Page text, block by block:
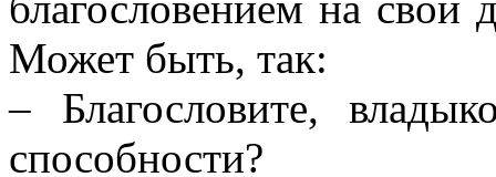
Может быть, так:
– Благословите,
способности?